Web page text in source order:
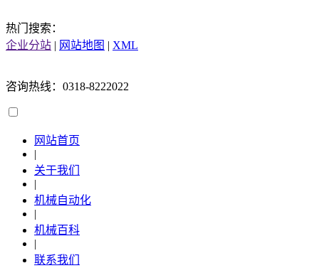
热门搜索：
企业分站 | 网站地图 | XML
咨询热线：0318-8222022
网站首页
|
关于我们
|
机械自动化
|
机械百科
|
联系我们